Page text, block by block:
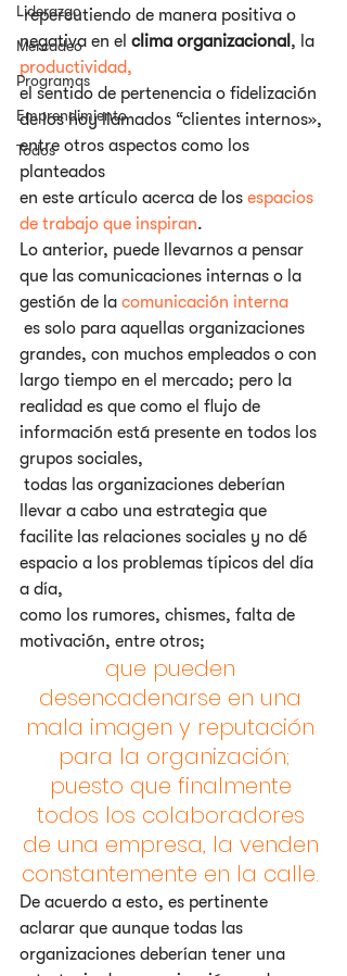
Liderazgo
Mercadeo
Programas
Emprendimiento
Todos
repercutiendo de manera positiva o
negativa en el clima organizacional , la
productividad,
el sentido de pertenencia o fidelización
de los hoy llamados “clientes internos»,
entre otros aspectos como los
planteados
en este artículo acerca de los espacios
de trabajo que inspiran. ‎
Lo anterior, puede llevarnos a pensar
que las comunicaciones internas o la
gestión de la comunicación interna
grandes, con muchos empleados o con
largo tiempo en el mercado; pero la
realidad es que como el flujo de
información está presente en todos los
grupos sociales,
llevar a cabo una estrategia que
facilite las relaciones sociales y no dé
espacio a los problemas típicos del día
a día,
como los rumores, chismes, falta de
motivación, entre otros;
que pueden
desencadenarse en una
mala imagen y reputación
para la organización;
puesto que finalmente
todos los colaboradores
de una empresa, la venden
constantemente en la calle.
De acuerdo a esto, es pertinente
aclarar que aunque todas las
organizaciones deberían tener una